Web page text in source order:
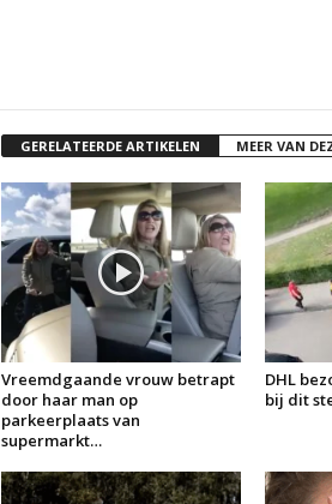
GERELATEERDE ARTIKELEN MEER VAN
Vreemdgaande vrouw betrapt
door haar man op
parkeerplaats van
supermarkt…
DHL
bij dit